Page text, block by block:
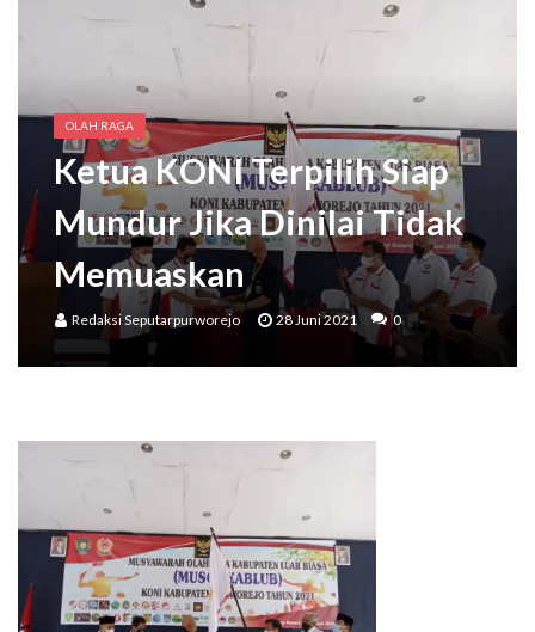
Wakil Bupati Meresmikan Kampung Aren Desa Keduren,
Bupati Purworejo Mengajak Masyarakat Wujudkan Lingkungan Ramah Anak Sejak
OLAH RAGA
Ketua KONI Terpilih Siap
Mundur Jika Dinilai Tidak
Memuaskan
Redaksi Seputarpurworejo 28 Juni 2021 0